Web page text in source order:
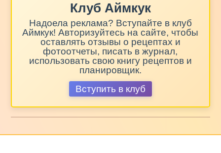
Клуб Аймкук
Надоела реклама? Вступайте в клуб
Аймкук! Авторизуйтесь на сайте, чтобы
оставлять отзывы о рецептах и
фотоотчеты, писать в журнал,
использовать свою книгу рецептов и
планировщик.
Вступить в клуб